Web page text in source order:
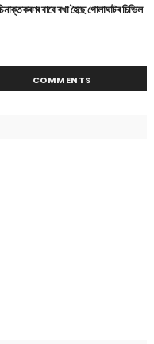
বাবে ৰখা হৈছে গোলাঘাটৰ চিভিল
COMMENTS